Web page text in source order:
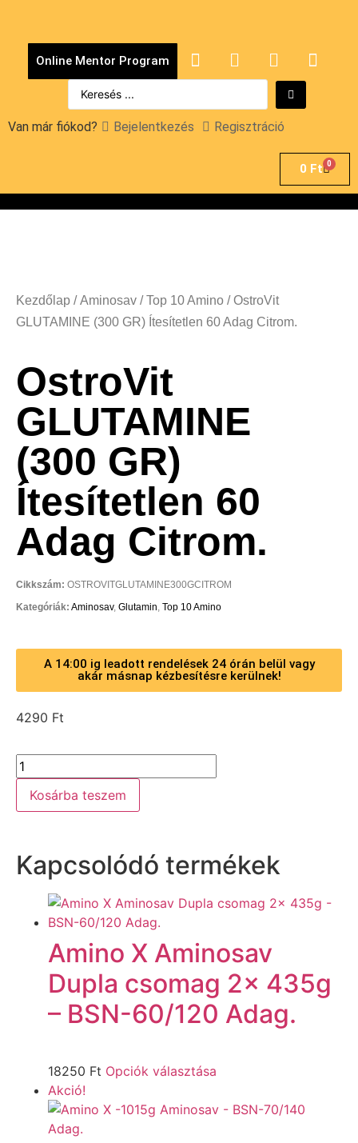
Online Mentor Program
Van már fiókod? Bejelentkezés Regisztráció
0 Ft 0
Kezdőlap /Aminosav /Top 10 Amino / OstroVit
GLUTAMINE (300 GR) Ítesítetlen 60 Adag Citrom.
OstroVit
GLUTAMINE
(300 GR)
Ítesítetlen 60
Adag Citrom.
Cikkszám: OSTROVITGLUTAMINE300GCITROM
Kategóriák: Aminosav, Glutamin, Top 10 Amino
A 14:00 ig leadott rendelések 24 órán belül vagy
akár másnap kézbesítésre kerülnek!
4290 Ft
Kosárba teszem
Kapcsolódó termékek
Amino X Aminosav
Dupla csomag 2x 435g
– BSN-60/120 Adag.
18250 Ft Opciók választása
Akció!